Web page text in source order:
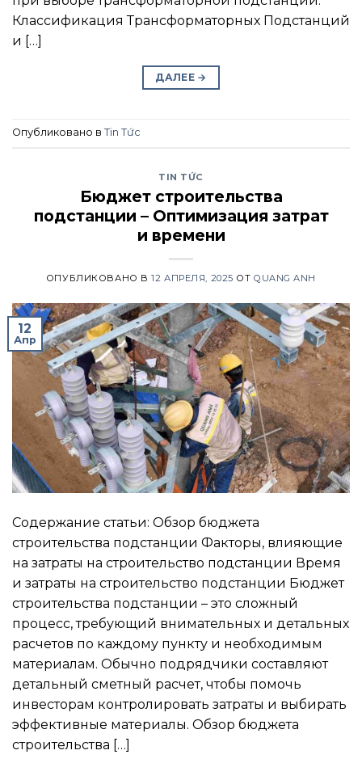
Классификация Трансформаторных Подстанций
и […]
ДАЛЕЕ →
Опубликовано в Tin Tức
TIN TỨC
Бюджет строительства
подстанции – Оптимизация затрат
и времени
ОПУБЛИКОВАНО В12 АПРЕЛЯ, 2025 ОТ QUANG ANH
12
Апр
Содержание статьи: Обзор бюджета
строительства подстанции Факторы, влияющие
на затраты на строительство подстанции Время
и затраты на строительство подстанции Бюджет
строительства подстанции – это сложный
процесс, требующий внимательных и детальных
расчетов по каждому пункту и необходимым
материалам. Обычно подрядчики составляют
детальный сметный расчет, чтобы помочь
инвесторам контролировать затраты и выбирать
эффективные материалы. Обзор бюджета
строительства […]